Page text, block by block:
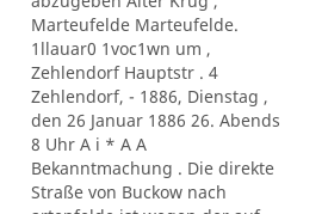
Marteufelde Marteufelde.
1llauar0 1voc1wn um ,
Zehlendorf Hauptstr . 4
Zehlendorf, - 1886, Dienstag ,
den 26 Januar 1886 26. Abends
8 Uhr A i * A A
Bekanntmachung . Die direkte
Straße von Buckow nach